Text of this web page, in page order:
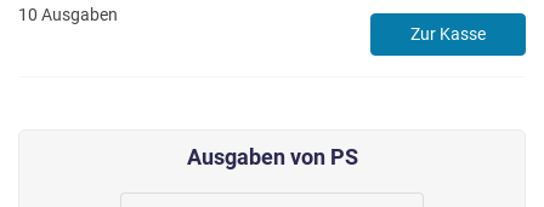
10 Ausgaben
Zur Kasse
Ausgaben von PS